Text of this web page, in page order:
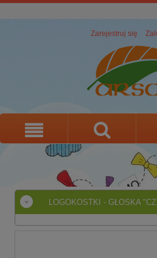
Zarejestruj się
LOGOKOSTKI - GŁOSKA